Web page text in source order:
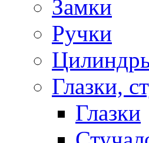
Замки
Ручки
Глазки,
Глазки